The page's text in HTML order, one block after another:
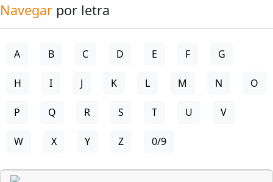
Navegar por letra
A B C D E F G
H I J K L M N O
P Q R S T U V
W X Y Z 0/9